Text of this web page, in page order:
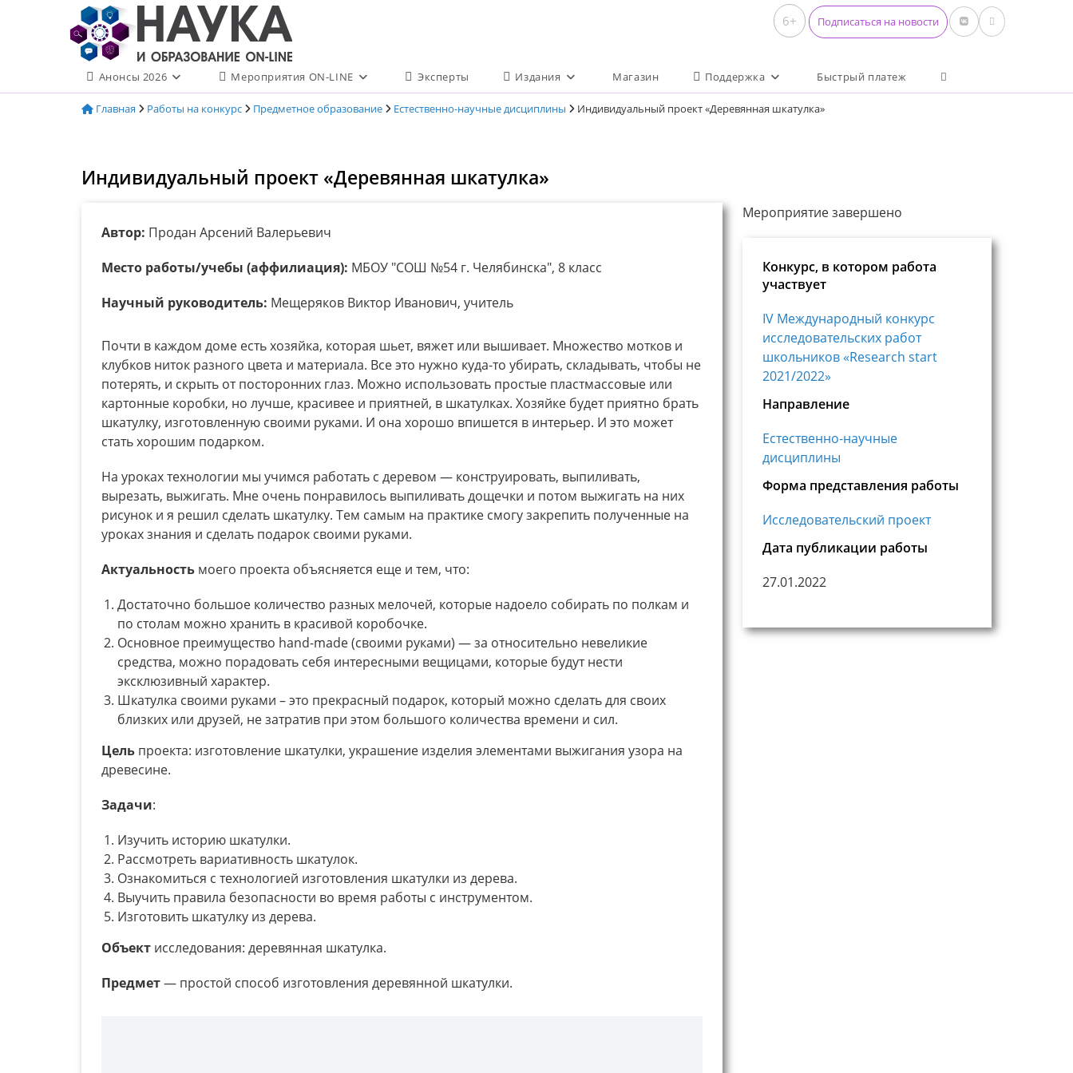
содержимому
6+ Подписаться на новости
Анонсы 2026 Мероприятия ON-LINE Эксперты Издания Магазин Поддержка Быстрый платеж Переключить поиск по
Главная Работы на конкурс Предметное образование Естественно-научные дисциплины Индивидуальный проект «Деревянная шкатулка»
Индивидуальный проект «Деревянная шкатулка»
Автор: Продан Арсений Валерьевич
Место работы/учебы (аффилиация): МБОУ "СОШ №54 г. Челябинска", 8 класс
Научный руководитель: Мещеряков Виктор Иванович, учитель
Почти в каждом доме есть хозяйка, которая шьет, вяжет или вышивает. Множество мотков и
клубков ниток разного цвета и материала. Все это нужно куда-то убирать, складывать, чтобы не
потерять, и скрыть от посторонних глаз. Можно использовать простые пластмассовые или
картонные коробки, но лучше, красивее и приятней, в шкатулках. Хозяйке будет приятно брать
шкатулку, изготовленную своими руками. И она хорошо впишется в интерьер. И это может
стать хорошим подарком.
На уроках технологии мы учимся работать с деревом — конструировать, выпиливать,
вырезать, выжигать. Мне очень понравилось выпиливать дощечки и потом выжигать на них
рисунок и я решил сделать шкатулку. Тем самым на практике смогу закрепить полученные на
уроках знания и сделать подарок своими руками.
Актуальность моего проекта объясняется еще и тем, что:
Достаточно большое количество разных мелочей, которые надоело собирать по полкам и
по столам можно хранить в красивой коробочке.
Основное преимущество hand-made (своими руками) — за относительно невеликие
средства, можно порадовать себя интересными вещицами, которые будут нести
эксклюзивный характер.
Шкатулка своими руками – это прекрасный подарок, который можно сделать для своих
близких или друзей, не затратив при этом большого количества времени и сил.
Цель проекта: изготовление шкатулки, украшение изделия элементами выжигания узора на
древесине.
Задачи:
Изучить историю шкатулки.
Рассмотреть вариативность шкатулок.
Ознакомиться с технологией изготовления шкатулки из дерева.
Выучить правила безопасности во время работы с инструментом.
Изготовить шкатулку из дерева.
Объект исследования: деревянная шкатулка.
Предмет— простой способ изготовления деревянной шкатулки.
Мероприятие завершено
Конкурс, в котором работа
участвует
IV Международный конкурс
исследовательских работ
школьников «Research start
2021/2022»
Направление
Естественно-научные
дисциплины
Форма представления работы
Исследовательский проект
Дата публикации работы
27.01.2022